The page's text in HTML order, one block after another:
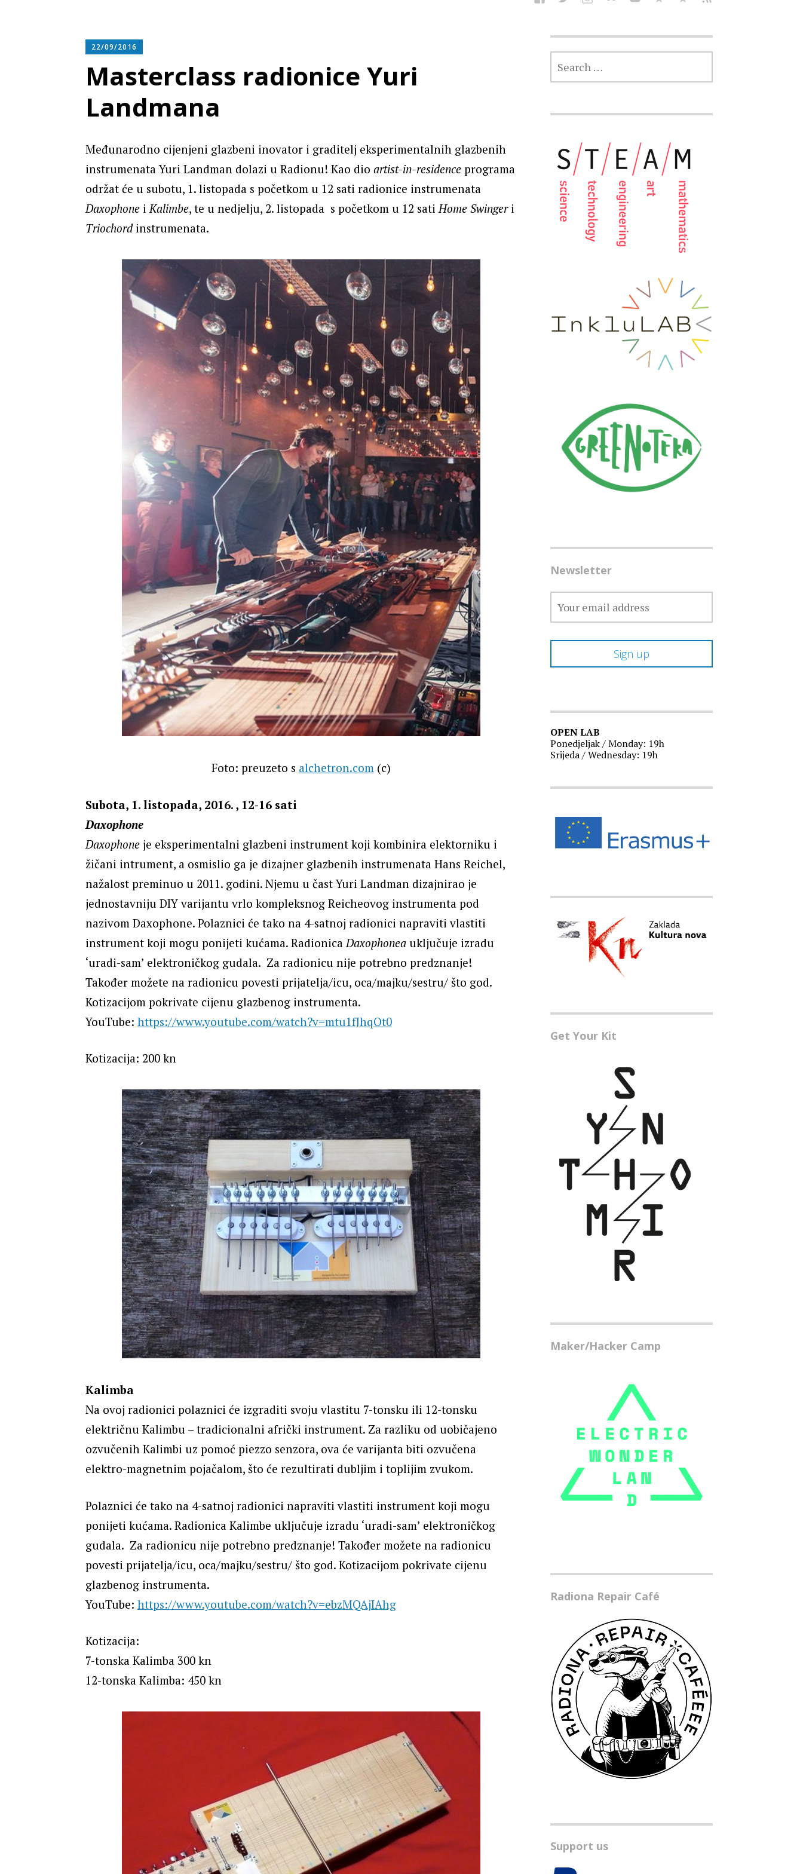
22/09/2016
Masterclass radionice Yuri
Landmana
Međunarodno cijenjeni glazbeni inovator i graditelj eksperimentalnih glazbenih
instrumenata Yuri Landman dolazi u Radionu! Kao dio artist-in-residenceprograma
održat će u subotu, 1. listopada s početkom u 12 sati radionice instrumenata
DaxophoneiKalimbe, te u nedjelju, 2. listopada s početkom u 12 satiHome Swingeri
Triochordinstrumenata.
Foto: preuzeto s alchetron.com(c)
Subota, 1. listopada, 2016. , 12-16 sati
Daxophone
Daxophoneje eksperimentalni glazbeni instrument koji kombinira elektorniku i
žičani intrument, a osmislio ga je dizajner glazbenih instrumenata Hans Reichel,
nažalost preminuo u 2011. godini. Njemu u čast Yuri Landman dizajnirao je
jednostavniju DIY varijantu vrlo kompleksnog Reicheovog instrumenta pod
nazivom Daxophone. Polaznici će tako na 4-satnoj radionici napraviti vlastiti
instrument koji mogu ponijeti kućama. Radionica Daxophoneauključuje izradu
‘uradi-sam’ elektroničkog gudala. Za radionicu nije potrebno predznanje!
Također možete na radionicu povesti prijatelja/icu, oca/majku/sestru/ što god.
Kotizacijom pokrivate cijenu glazbenog instrumenta.
YouTube: https://www.youtube.com/watch?v=mtu1fJhqOt0
Kotizacija: 200 kn
Kalimba
Na ovoj radionici polaznici će izgraditi svoju vlastitu 7-tonsku ili 12-tonsku
električnu Kalimbu – tradicionalni afrički instrument. Za razliku od uobičajeno
ozvučenih Kalimbi uz pomoć piezzo senzora, ova će varijanta biti ozvučena
elektro-magnetnim pojačalom, što će rezultirati dubljim i toplijim zvukom.
Polaznici će tako na 4-satnoj radionici napraviti vlastiti instrument koji mogu
ponijeti kućama. Radionica Kalimbe uključuje izradu ‘uradi-sam’ elektroničkog
gudala. Za radionicu nije potrebno predznanje! Također možete na radionicu
povesti prijatelja/icu, oca/majku/sestru/ što god. Kotizacijom pokrivate cijenu
glazbenog instrumenta.
YouTube: https://www.youtube.com/watch?v=ebzMQAjIAhg
Kotizacija:
7-tonska Kalimba 300 kn
12-tonska Kalimba: 450 kn
SEARCH
FOR:
Newsletter
OPEN LAB
Ponedjeljak / Monday: 19h
Srijeda / Wednesday: 19h
Get Your Kit
Maker/Hacker Camp
Radiona Repair Café
Support us